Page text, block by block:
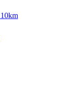
10km